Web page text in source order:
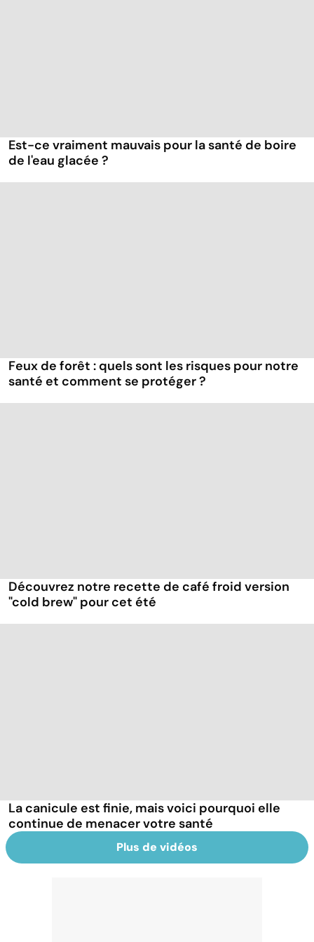
Est-ce vraiment mauvais pour la santé de boire
de l'eau glacée ?
Feux de forêt : quels sont les risques pour notre
santé et comment se protéger ?
Découvrez notre recette de café froid version
"cold brew" pour cet été
La canicule est finie, mais voici pourquoi elle
continue de menacer votre santé
Plus de vidéos